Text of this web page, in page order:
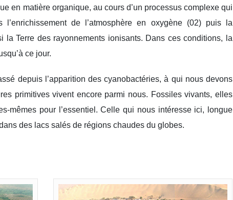
en matière organique, au cours d’un processus complexe qui
de l’atmosphère en oxygène (02) puis la
la Terre des rayonnements ionisants. Dans ces conditions, la
ce jour.
depuis l’apparition des cyanobactéries, à qui nous devons
primitives vivent encore parmi nous. Fossiles vivants, elles
mêmes pour l’essentiel. Celle qui nous intéresse ici, longue
des lacs salés de régions chaudes du globes.